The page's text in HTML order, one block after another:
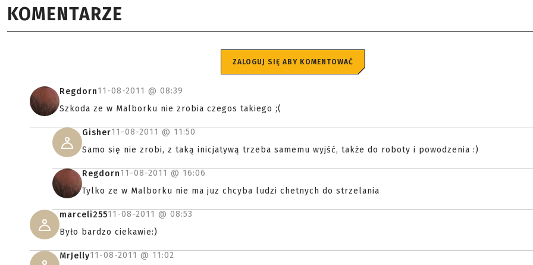
KOMENTARZE
ZALOGUJ SIĘ ABY KOMENTOWAĆ
Regdorn11-08-2011 @ 08:39
Szkoda ze w Malborku nie zrobia czegos takiego ;(
Gisher11-08-2011 @ 11:50
Samo się nie zrobi, z taką inicjatywą trzeba samemu wyjść, także do roboty i powodzenia :)
Regdorn11-08-2011 @ 16:06
Tylko ze w Malborku nie ma juz chcyba ludzi chetnych do strzelania
marceli25511-08-2011 @ 08:53
Było bardzo ciekawie:)
MrJelly11-08-2011 @ 11:02